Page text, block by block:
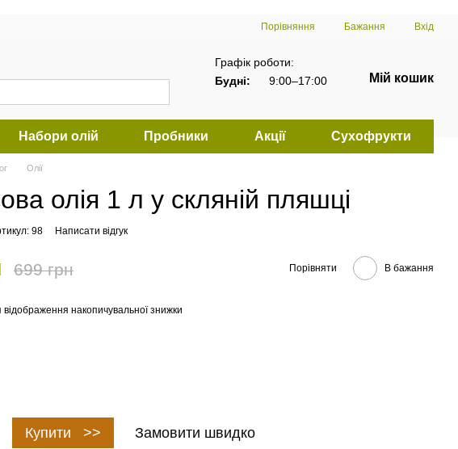
Порівняння Бажання Вхід
Графік роботи:
Будні:
9:00–17:00 Мій кошик
Набори олій Пробники Акції Сухофрукти
Олії
олія 1 л у скляній пляшці
98 Написати відгук
699 грн Порівняти В бажання
відображення накопичувальної знижки
Купити >> Замовити швидко